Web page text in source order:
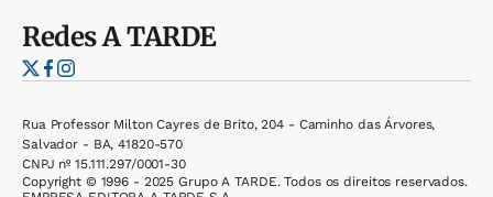
RedesA TARDE
Rua Professor Milton Cayres de Brito, 204 - Caminho das Árvores,
Salvador - BA, 41820-570
CNPJ nº 15.111.297/0001-30
Copyright © 1996 - 2025 Grupo A TARDE. Todos os direitos reservados.